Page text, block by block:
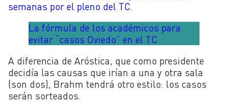
semanas por el pleno del TC
La fórmula de los académicos para
evitar “casos Oviedo” en el TC
A diferencia de Aróstica, que como presidente
decidía las causas que irían a una y otra sala
(son dos), Brahm tendrá otro estilo: los casos
serán sorteados.